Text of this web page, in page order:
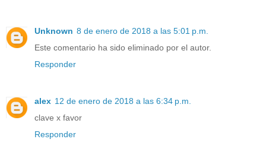
Unknown 8 de enero de 2018 a las 5:01 p.m.
Este comentario ha sido eliminado por el autor.
Responder
alex 12 de enero de 2018 a las 6:34 p.m.
clave x favor
Responder